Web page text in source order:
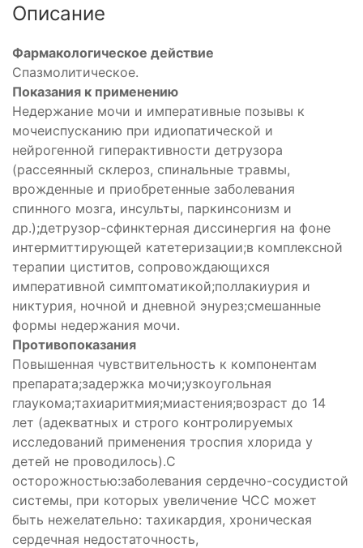
Описание
Фармакологическое действие
Спазмолитическое.
Показания к применению
Недержание мочи и императивные позывы к
мочеиспусканию при идиопатической и
нейрогенной гиперактивности детрузора
(рассеянный склероз, спинальные травмы,
врожденные и приобретенные заболевания
спинного мозга, инсульты, паркинсонизм и
др.);детрузор-сфинктерная диссинергия на фоне
интермиттирующей катетеризации;в комплексной
терапии циститов, сопровождающихся
императивной симптоматикой;поллакиурия и
никтурия, ночной и дневной энурез;смешанные
формы недержания мочи.
Противопоказания
Повышенная чувствительность к компонентам
препарата;задержка мочи;узкоугольная
глаукома;тахиаритмия;миастения;возраст до 14
лет (адекватных и строго контролируемых
исследований применения троспия хлорида у
детей не проводилось).С
осторожностью:заболевания сердечно-сосудистой
системы, при которых увеличение ЧСС может
быть нежелательно: тахикардия, хроническая
сердечная недостаточность,